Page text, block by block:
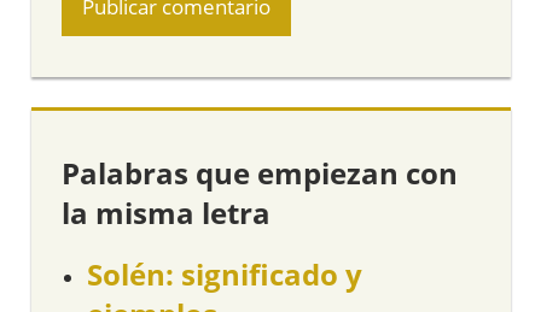
Palabras que empiezan con
la misma letra
Solén: significado y